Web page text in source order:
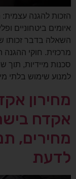
הזכות להגנה
איומים ביטחוניים
השאלה בדבר זכותו
מרכזית. חוקי
סכנות מיידיות, תוך
למנוע שימוש בלתי
מחירון
מחירים,
לדעת